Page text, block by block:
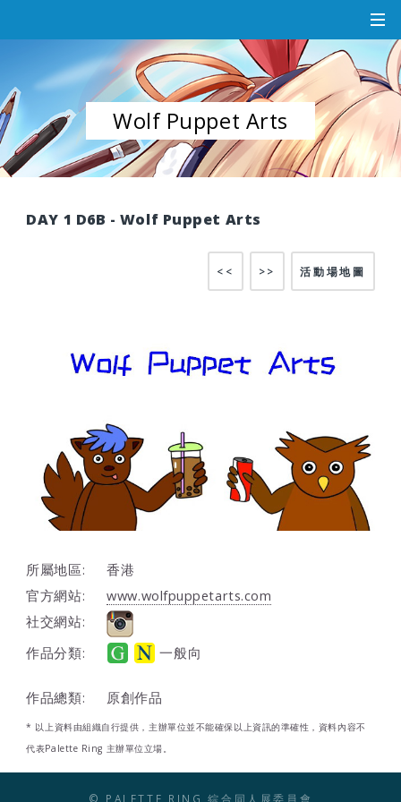
Wolf Puppet Arts
DAY 1 D6B - Wolf Puppet Arts
活動場地圖
>>
<<
所屬地區:
香港
官方網站:
www.wolfpuppetarts.com
社交網站:
作品分類:
一般向
作品總類: 原創作品
* 以上資料由組織自行提供，主辦單位並不能確保以上資訊的準確性，資料內容不
代表Palette Ring 主辦單位立場。
© PALETTE RING 綜合同人展委員會